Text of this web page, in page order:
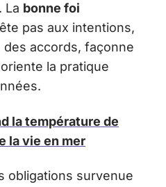
La bonne foi
pas aux intentions,
accords, façonne
la pratique
la température de
la vie en mer
obligations survenue